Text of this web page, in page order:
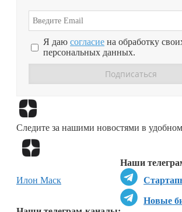
Я даю согласие на обработку
персональных данных.
Следите за нашими новостями в
Наши
Новые
Илон Маск